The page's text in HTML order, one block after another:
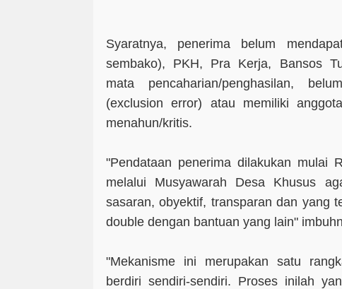
Syaratnya, penerima belum
sembako), PKH, Pra Kerja, Bansos
mata pencaharian/penghasilan,
(exclusion error) atau memiliki
menahun/kritis.
"Pendataan penerima dilakukan mulai
melalui Musyawarah Desa Khusus
sasaran, obyektif, transparan dan yang
double dengan bantuan yang lain"
"Mekanisme ini merupakan satu
berdiri sendiri-sendiri. Proses inilah